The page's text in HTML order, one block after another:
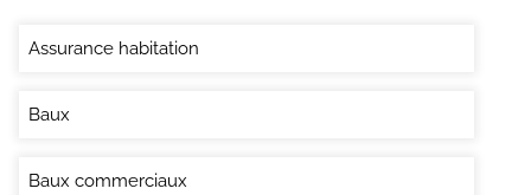
Assurance habitation
Baux
Baux commerciaux